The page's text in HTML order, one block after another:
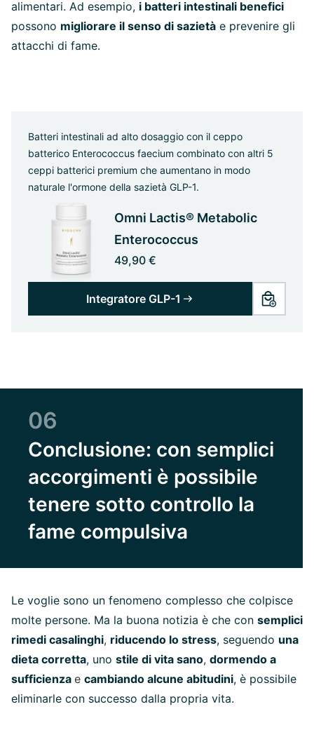
alimentari. Ad esempio, i batteri intestinali benefici
possono migliorare il senso di sazietà e prevenire gli
attacchi di fame.
Batteri intestinali ad alto dosaggio con il ceppo
batterico Enterococcus faecium combinato con altri 5
ceppi batterici premium che aumentano in modo
naturale l'ormone della sazietà GLP-1.
Omni Lactis® Metabolic
Enterococcus
49,90 €
Integratore GLP-1
06
Conclusione: con semplici
accorgimenti è possibile
tenere sotto controllo la
fame compulsiva
Le voglie sono un fenomeno complesso che colpisce
molte persone. Ma la buona notizia è che con semplici
rimedi casalinghi, riducendo lo stress, seguendo una
dieta corretta, uno stile di vita sano, dormendo a
sufficienza e cambiando alcune abitudini, è possibile
eliminarle con successo dalla propria vita.